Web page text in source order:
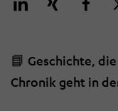
📘 Geschichte,
Chronik geht in